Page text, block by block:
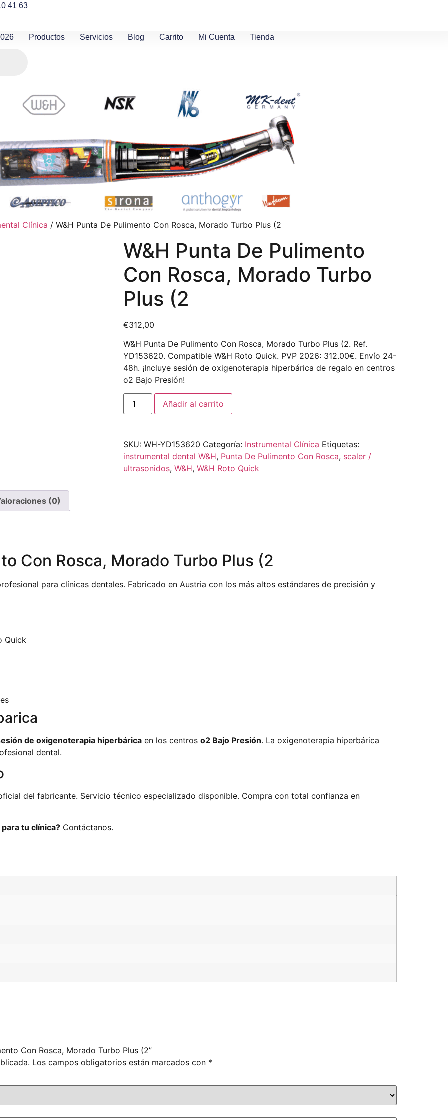
41 63
Productos Servicios Blog Carrito Mi Cuenta Tienda
Clínica / W&H Punta De Pulimento Con Rosca, Morado Turbo Plus (2
W&H Punta De Pulimento
Con Rosca, Morado Turbo
Plus (2
€312,00
W&H Punta De Pulimento Con Rosca, Morado Turbo Plus (2. Ref.
YD153620. Compatible W&H Roto Quick. PVP 2026: 312.00€. Envío 24-
48h. ¡Incluye sesión de oxigenoterapia hiperbárica de regalo en centros
o2 Bajo Presión!
Añadir al carrito
SKU: WH-YD153620 Categoría: Instrumental Clínica Etiquetas:
instrumental dental W&H, Punta De Pulimento Con Rosca, scaler /
ultrasonidos, W&H, W&H Roto Quick
(0)
Con Rosca, Morado Turbo Plus (2
para clínicas dentales. Fabricado en Austria con los más altos estándares de precisión y
Quick
de oxigenoterapia hiperbárica en los centros o2 Bajo Presión. La oxigenoterapia hiperbárica
dental.
del fabricante. Servicio técnico especializado disponible. Compra con total confianza en
tu clínica? Contáctanos.
Con Rosca, Morado Turbo Plus (2”
Los campos obligatorios están marcados con *